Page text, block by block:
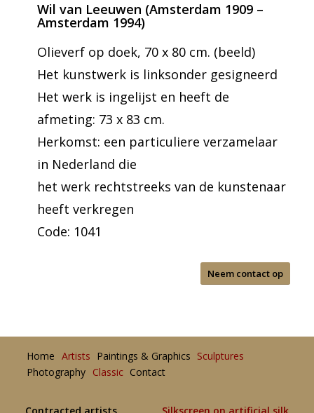
Wil van Leeuwen (Amsterdam 1909 –
Amsterdam 1994)
Olieverf op doek, 70 x 80 cm. (beeld)
Het kunstwerk is linksonder gesigneerd
Het werk is ingelijst en heeft de
afmeting: 73 x 83 cm.
Herkomst: een particuliere verzamelaar
in Nederland die
het werk rechtstreeks van de kunstenaar
heeft verkregen
Code: 1041
Neem contact op
Home Artists Paintings & Graphics Sculptures
Photography Classic Contact